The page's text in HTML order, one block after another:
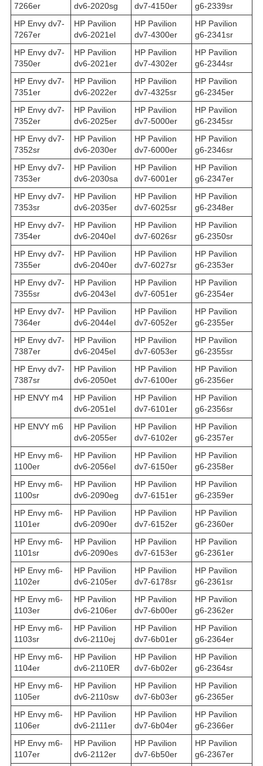
7266er
dv6-2020sg
dv7-4150er
g6-2339sr
HP Envy dv7-
7267er
HP Pavilion
dv6-2021el
HP Pavilion
dv7-4300er
HP Pavilion
g6-2341sr
HP Envy dv7-
7350er
HP Pavilion
dv6-2021er
HP Pavilion
dv7-4302er
HP Pavilion
g6-2344sr
HP Envy dv7-
7351er
HP Pavilion
dv6-2022er
HP Pavilion
dv7-4325sr
HP Pavilion
g6-2345er
HP Envy dv7-
7352er
HP Pavilion
dv6-2025er
HP Pavilion
dv7-5000er
HP Pavilion
g6-2345sr
HP Envy dv7-
7352sr
HP Pavilion
dv6-2030er
HP Pavilion
dv7-6000er
HP Pavilion
g6-2346sr
HP Envy dv7-
7353er
HP Pavilion
dv6-2030sa
HP Pavilion
dv7-6001er
HP Pavilion
g6-2347er
HP Envy dv7-
7353sr
HP Pavilion
dv6-2035er
HP Pavilion
dv7-6025sr
HP Pavilion
g6-2348er
HP Envy dv7-
7354er
HP Pavilion
dv6-2040el
HP Pavilion
dv7-6026sr
HP Pavilion
g6-2350sr
HP Envy dv7-
7355er
HP Pavilion
dv6-2040er
HP Pavilion
dv7-6027sr
HP Pavilion
g6-2353er
HP Envy dv7-
7355sr
HP Pavilion
dv6-2043el
HP Pavilion
dv7-6051er
HP Pavilion
g6-2354er
HP Envy dv7-
7364er
HP Pavilion
dv6-2044el
HP Pavilion
dv7-6052er
HP Pavilion
g6-2355er
HP Envy dv7-
7387er
HP Pavilion
dv6-2045el
HP Pavilion
dv7-6053er
HP Pavilion
g6-2355sr
HP Envy dv7-
7387sr
HP Pavilion
dv6-2050et
HP Pavilion
dv7-6100er
HP Pavilion
g6-2356er
HP ENVY m4
HP Pavilion
dv6-2051el
HP Pavilion
dv7-6101er
HP Pavilion
g6-2356sr
HP ENVY m6
HP Pavilion
dv6-2055er
HP Pavilion
dv7-6102er
HP Pavilion
g6-2357er
HP Envy m6-
1100er
HP Pavilion
dv6-2056el
HP Pavilion
dv7-6150er
HP Pavilion
g6-2358er
HP Envy m6-
1100sr
HP Pavilion
dv6-2090eg
HP Pavilion
dv7-6151er
HP Pavilion
g6-2359er
HP Envy m6-
1101er
HP Pavilion
dv6-2090er
HP Pavilion
dv7-6152er
HP Pavilion
g6-2360er
HP Envy m6-
1101sr
HP Pavilion
dv6-2090es
HP Pavilion
dv7-6153er
HP Pavilion
g6-2361er
HP Envy m6-
1102er
HP Pavilion
dv6-2105er
HP Pavilion
dv7-6178sr
HP Pavilion
g6-2361sr
HP Envy m6-
1103er
HP Pavilion
dv6-2106er
HP Pavilion
dv7-6b00er
HP Pavilion
g6-2362er
HP Envy m6-
1103sr
HP Pavilion
dv6-2110ej
HP Pavilion
dv7-6b01er
HP Pavilion
g6-2364er
HP Envy m6-
1104er
HP Pavilion
dv6-2110ER
HP Pavilion
dv7-6b02er
HP Pavilion
g6-2364sr
HP Envy m6-
1105er
HP Pavilion
dv6-2110sw
HP Pavilion
dv7-6b03er
HP Pavilion
g6-2365er
HP Envy m6-
1106er
HP Pavilion
dv6-2111er
HP Pavilion
dv7-6b04er
HP Pavilion
g6-2366er
HP Envy m6-
1107er
HP Pavilion
dv6-2112er
HP Pavilion
dv7-6b50er
HP Pavilion
g6-2367er